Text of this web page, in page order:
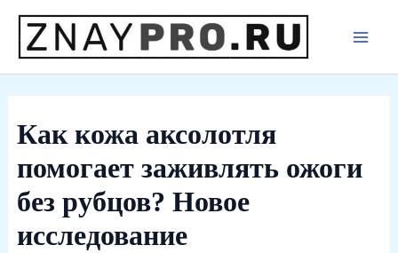
содержимому
Как кожа аксолотля
помогает заживлять ожоги
без рубцов? Новое
исследование